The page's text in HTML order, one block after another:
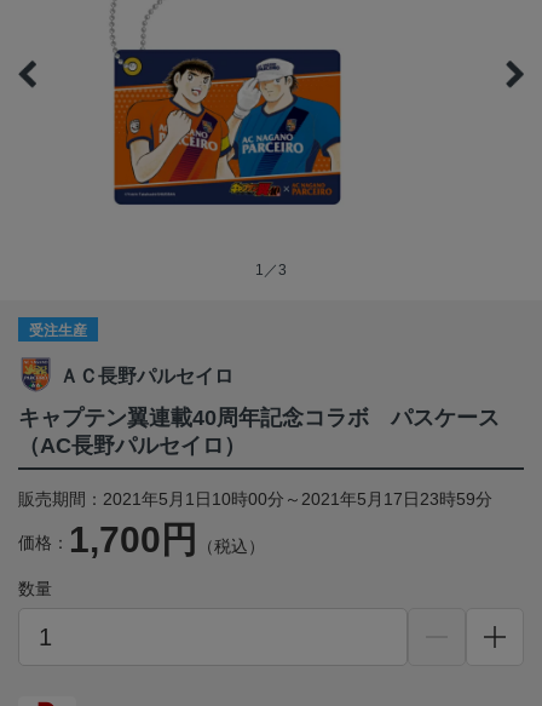
1／3
受注生産
ＡＣ長野パルセイロ
キャプテン翼連載40周年記念コラボ パスケース
（AC長野パルセイロ）
販売期間：2021年5月1日10時00分～2021年5月17日23時59分
価格： 1,700円 （税込）
数量